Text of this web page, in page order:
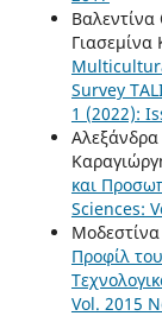
Γιασεμίνα
Survey
1 (2022):
Αλεξάνδρα
και
Sciences:
Προφίλ
Vol. 2015